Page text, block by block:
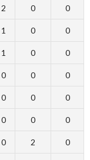
2 0 0
1 0 0
1 0 0
0 0 0
0 0 0
0 0 0
0 2 0